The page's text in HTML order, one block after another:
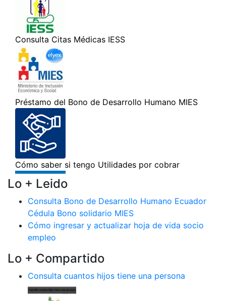
Lo + Leido
Consulta Bono de Desarrollo Humano Ecuador
Cédula Bono solidario MIES
Cómo ingresar y actualizar hoja de vida socio
empleo
Lo + Compartido
Consulta cuantos hijos tiene una persona